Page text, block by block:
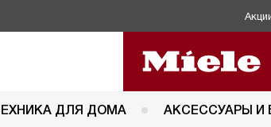
ДЛЯ ДОМА АКСЕССУАРЫ И